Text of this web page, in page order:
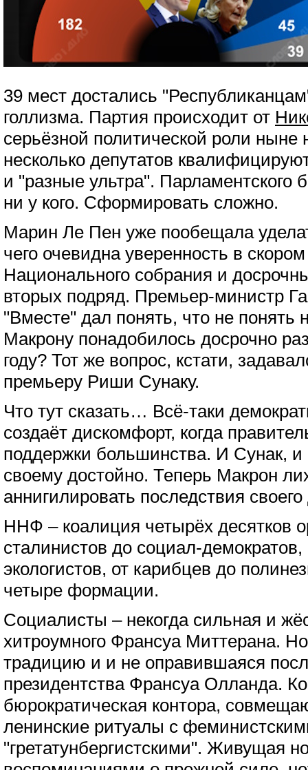
39 мест достались
голлизма. Партия происходит от
серьёзной политической роли ныне
несколько депутатов
и "разные ультра". Парламентского
ни у кого. Сформировать сложно.
Марин Ле Пен уже пообещала
чего очевидна уверенность в
Национального собрания и
вторых подряд. Премьер-министр
"Вместе" дал понять, что не понять
Макрону понадобилось досрочно
году? Тот же вопрос, кстати,
премьеру Риши Сунаку.
Что тут сказать… Всё-таки
создаёт дискомфорт, когда
поддержки большинства. И Сунак,
своему достойно. Теперь Макрон
аннигилировать последствия
ННФ – коалиция четырёх десятков
сталинистов до социал-демократов,
экологистов, от карибцев до
четыре формации.
Социалисты – некогда сильная и
хитроумного Франсуа Миттерана.
традицию и и не оправившаяся
президентства Франсуа Олланда.
бюрократическая контора,
ленинские ритуалы с
"гретатунбергистскими". Живущая